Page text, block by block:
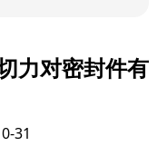
力对密封件有
31